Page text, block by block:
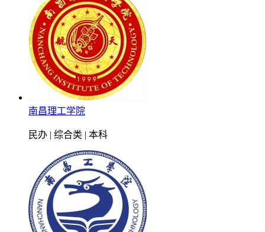
南昌理工学院
民办 | 综合类 | 本科